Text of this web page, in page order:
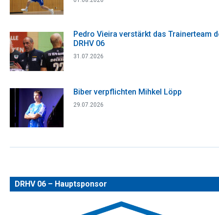
Pedro Vieira verstärkt das Trainerteam
DRHV 06
31.07.2026
Biber verpflichten Mihkel Löpp
29.07.2026
DRHV 06 – Hauptsponsor